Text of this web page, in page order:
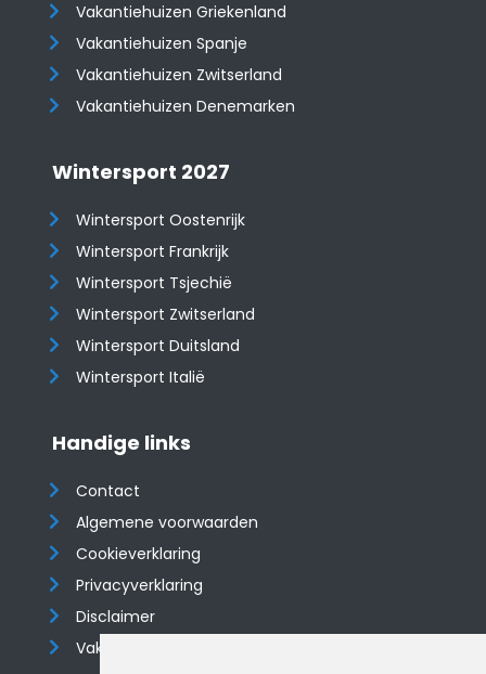
Vakantiehuizen Griekenland
Vakantiehuizen Spanje
​​​​​​​Vakantiehuizen Zwitserland
Vakantiehuizen Denemarken
Wintersport 2027
Wintersport Oostenrijk
Wintersport Frankrijk
Wintersport Tsjechië
Wintersport Zwitserland
Wintersport Duitsland
Wintersport Italië
Handige links
Contact
Algemene voorwaarden
Cookieverklaring
Privacyverklaring
Disclaimer
Vakantiehuis website